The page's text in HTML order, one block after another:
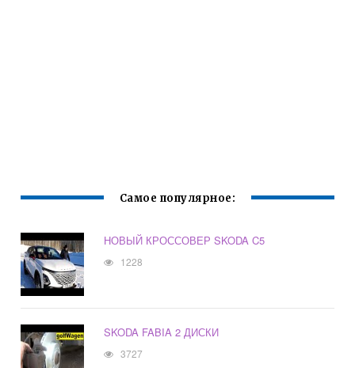
Самое популярное:
НОВЫЙ КРОССОВЕР SKODA C5
1228
SKODA FABIA 2 ДИСКИ
3727